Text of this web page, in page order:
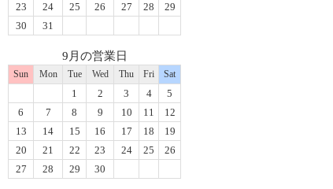
23
24 25 26 27 28
29
30
31
9月の営業日
Sun Mon Tue Wed Thu Fri Sat
1 2 3 4
5
6
7 8 9 10 11
12
13
14 15 16 17 18
19
20
21 22 23 24 25
26
27
28 29 30